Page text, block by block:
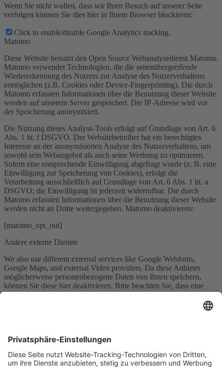
Wenn Sie nicht wollen, dass wir Ihren Besuch auf unserer Seite
verfolgen können Sie dies hier in Ihrem Browser blockieren:
Click to enable/disable Google Analytics tracking.
Matomo
Diese Website benutzt den Open Source Webanalysedienst Matomo.
Matomo verwendet Technologien, die die seitenübergreifende
Wiedererkennung des Nutzers zur Analyse des Nutzerverhaltens
ermöglichen (z.B. Cookies oder Device-Fingerprinting). Die durch
Matomo erfassten Informationen über die Benutzung dieser Website
werden auf unserem Server gespeichert. Die IP-Adresse wird vor
der Speicherung anonymisiert.
Die Nutzung dieses Analyse-Tools erfolgt auf Grundlage von Art. 6
Abs. 1 lit. f DSGVO. Der Websitebetreiber hat ein berechtigtes
Interesse an der anonymisierten Analyse des Nutzerverhaltens, um
sowohl sein Webangebot als auch seine Werbung zu optimieren.
Sofern eine entsprechende Einwilligung abgefragt wurde (z. B. eine
Einwilligung zur Speicherung von Cookies), erfolgt die
Verarbeitung ausschließlich auf Grundlage von Art. 6 Abs. 1 lit. a
DSGVO; die Einwilligung ist jederzeit widerrufbar. Die durch
Matomo erfassten Informationen über die Benutzung dieser Website
werden nicht an Dritte weitergegeben. Matomo deaktivieren:
[matomo_opt_out]
Andere externe Dienste
We also use different external services like Google Webfonts,
Google Maps, and external Video providers. Da diese Anbieter
möglicherweise personenbezogene Daten von Ihnen speichern,
können Sie diese hier deaktivieren. Bitte beachten Sie, dass eine
unserer Webseite erheblich beeinträchtigen kann. Die Änderungen
Google Maps Einstellungen: